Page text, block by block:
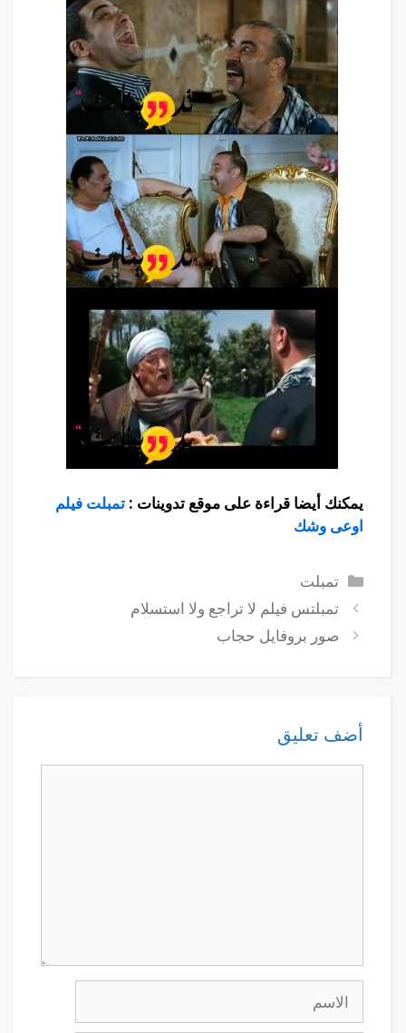
يمكنك أيضا قراءة على موقع تدوينات : تمبلت فيلم
اوعى وشك
التصنيفات
تمبلت
تمبلتس فيلم لا تراجع ولا استسلام
صور بروفايل حجاب
أضف تعليق
الاسم